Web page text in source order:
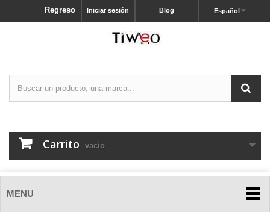
Español
Blog
Iniciar sesión
Regreso
Carrito vacío
MENU